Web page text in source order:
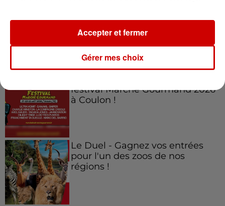
l'événement Ride the Show à
Morlaix !
festival Marché Gourmand 2026
à Coulon !
Le Duel - Gagnez vos entrées
pour l'un des zoos de nos
régions !
Gérer mes choix
Accepter et fermer